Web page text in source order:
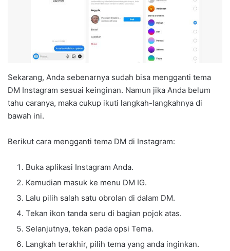
Sekarang, Anda sebenarnya sudah bisa mengganti tema
DM Instagram sesuai keinginan. Namun jika Anda belum
tahu caranya, maka cukup ikuti langkah-langkahnya di
bawah ini.
Berikut cara mengganti tema DM di Instagram:
Buka aplikasi Instagram Anda.
Kemudian masuk ke menu DM IG.
Lalu pilih salah satu obrolan di dalam DM.
Tekan ikon tanda seru di bagian pojok atas.
Selanjutnya, tekan pada opsi Tema.
Langkah terakhir, pilih tema yang anda inginkan.